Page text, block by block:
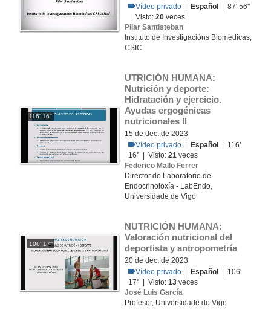
Vídeo privado
Español
| 87' 56''
| Visto:20 veces
Pilar Santisteban
Instituto de Investigacións Biomédicas,
CSIC
116' 16''
UTRICIÓN HUMANA:
Nutrición y deporte:
Hidratación y ejercicio.
Ayudas ergogénicas
nutricionales II
15 de dec. de 2023
Vídeo privado
Español
| 116'
16'' | Visto:21 veces
Federico Mallo Ferrer
Director do Laboratorio de
Endocrinoloxía - LabEndo,
Universidade de Vigo
106' 17''
NUTRICIÓN HUMANA:
Valoración nutricional del
deportista y antropometría
20 de dec. de 2023
Vídeo privado
Español
| 106'
17'' | Visto:13 veces
José Luis García
Profesor, Universidade de Vigo